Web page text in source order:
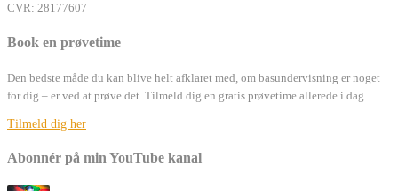
CVR: 28177607
Book en prøvetime
Den bedste måde du kan blive helt afklaret med, om basundervisning er noget
for dig – er ved at prøve det. Tilmeld dig en gratis prøvetime allerede i dag.
Tilmeld dig her
Abonnér på min YouTube kanal